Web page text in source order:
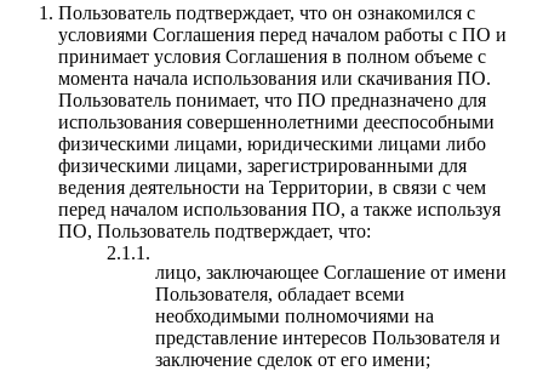
Пользователь подтверждает, что он ознакомился с
условиями Соглашения перед началом работы с ПО и
принимает условия Соглашения в полном объеме с
момента начала использования или скачивания ПО.
Пользователь понимает, что ПО предназначено для
использования совершеннолетними дееспособными
физическими лицами, юридическими лицами либо
физическими лицами, зарегистрированными для
ведения деятельности на Территории, в связи с чем
перед началом использования ПО, а также используя
ПО, Пользователь подтверждает, что:
2.1.1.
лицо, заключающее Соглашение от имени
Пользователя, обладает всеми
необходимыми полномочиями на
представление интересов Пользователя и
заключение сделок от его имени;